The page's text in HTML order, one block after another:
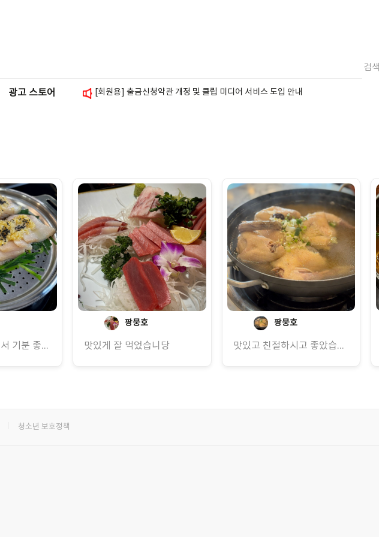
광고 스토어
[회원용] 스폰서배너 삽입 가이드 안내
[회원용] 출금신청약관 개정 및 클립 미디어 서비스 도입 안내
맛있고 친절하셔서 기분 좋게 잘 먹고 왔습니다 :)
팡뭉호
맛있게 잘 먹었습니당
팡뭉호
맛있고 친절하시고 좋았습니다!
청소년 보호정책